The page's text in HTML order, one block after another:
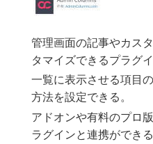
管理画面の記事やカス
タマイズできるプラグイ
一覧に表示させる項目
方法を設定できる。
アドオンや有料のプロ
ラグインと連携ができ